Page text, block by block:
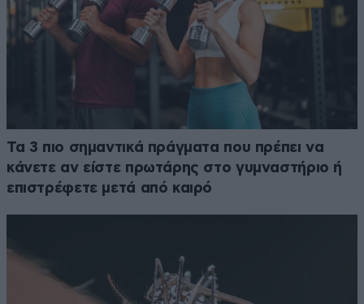
Τα 3 πιο σημαντικά πράγματα που πρέπει να
κάνετε αν είστε πρωτάρης στο γυμναστήριο ή
επιστρέφετε μετά από καιρό